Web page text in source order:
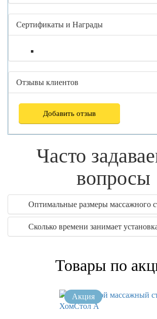
Сертификаты и Награды
Отзывы клиентов
Добавить отзыв
Часто
вопросы
Оптимальные размеры массажного
Сколько времени занимает
Товары по